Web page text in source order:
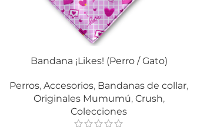
SELECCIONAR OPCIONES
Bandana ¡Likes! (Perro / Gato)
Perros, Accesorios, Bandanas de collar,
Originales Mumumú, Crush,
Colecciones